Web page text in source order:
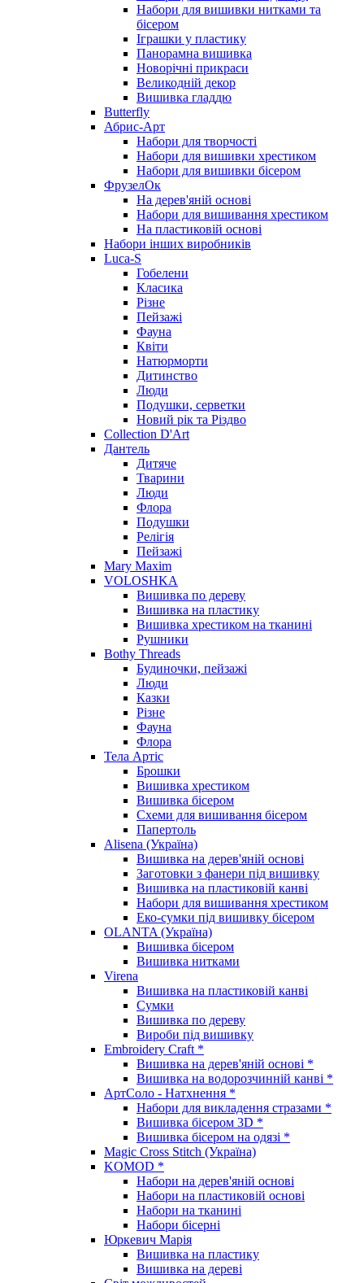
Набори для вишивки нитками та
бісером
Іграшки у пластику
Панорамна вишивка
Новорічні прикраси
Великодній декор
Вишивка гладдю
Butterfly
Абрис-Арт
Набори для творчості
Набори для вишивки хрестиком
Набори для вишивки бісером
ФрузелОк
На дерев'яній основі
Набори для вишивання хрестиком
На пластиковій основі
Набори інших виробників
Luca-S
Гобелени
Класика
Різне
Пейзажі
Фауна
Квіти
Натюрморти
Дитинство
Люди
Подушки, серветки
Новий рік та Різдво
Collection D'Art
Дантель
Дитяче
Тварини
Люди
Флора
Подушки
Релігія
Пейзажі
Mary Maxim
VOLOSHKA
Вишивка по дереву
Вишивка на пластику
Вишивка хрестиком на тканині
Рушники
Bothy Threads
Будиночки, пейзажі
Люди
Казки
Різне
Фауна
Флора
Тела Артіс
Брошки
Вишивка хрестиком
Вишивка бісером
Схеми для вишивання бісером
Папертоль
Alisena (Україна)
Вишивка на дерев'яній основі
Заготовки з фанери під вишивку
Вишивка на пластиковій канві
Набори для вишивання хрестиком
Еко-сумки під вишивку бісером
OLANTA (Україна)
Вишивка бісером
Вишивка нитками
Virena
Вишивка на пластиковій канві
Сумки
Вишивка по дереву
Вироби під вишивку
Embroidery Craft *
Вишивка на дерев'яній основі *
Вишивка на водорозчинній канві *
АртСоло - Натхнення *
Набори для викладення стразами *
Вишивка бісером 3D *
Вишивка бісером на одязі *
Magic Cross Stitch (Україна)
KOMOD *
Набори на дерев'яній основі
Набори на пластиковій основі
Набори на тканині
Набори бісерні
Юркевич Марія
Вишивка на пластику
Вишивка на дереві